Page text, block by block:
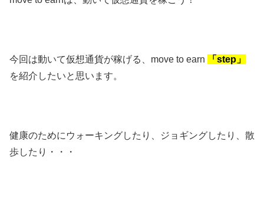
今回は動いて仮想通貨が稼げる、move to earn
「step」
を紹介したいと思います。
健康のためにウォーキングしたり、ジョギングしたり、散
歩したり・・・